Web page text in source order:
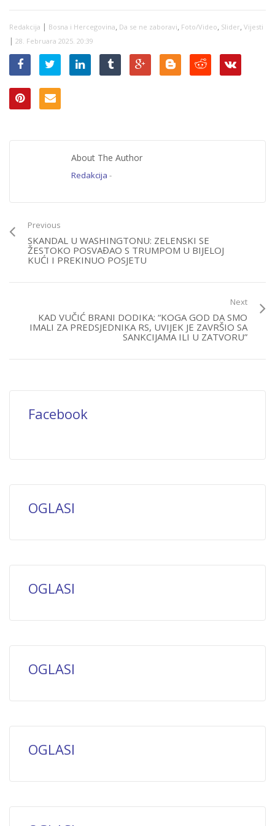
slobodu”
Redakcija | Bosna i Hercegovina, Da se ne zaboravi, Foto/Video, Slider, Vijesti
| 28. Februara 2025. 20:39
About The Author
Redakcija -
Previous
SKANDAL U WASHINGTONU: ZELENSKI SE
ŽESTOKO POSVAĐAO S TRUMPOM U BIJELOJ
KUĆI I PREKINUO POSJETU
Next
KAD VUČIĆ BRANI DODIKA: “KOGA GOD DA SMO
IMALI ZA PREDSJEDNIKA RS, UVIJEK JE ZAVRŠIO SA
SANKCIJAMA ILI U ZATVORU”
Facebook
OGLASI
OGLASI
OGLASI
OGLASI